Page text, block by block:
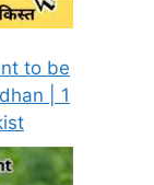
to be
| 1